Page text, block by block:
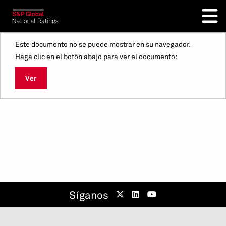
Este documento no se puede mostrar en su navegador.
Haga clic en el botón abajo para ver el documento:
Ver
Síganos